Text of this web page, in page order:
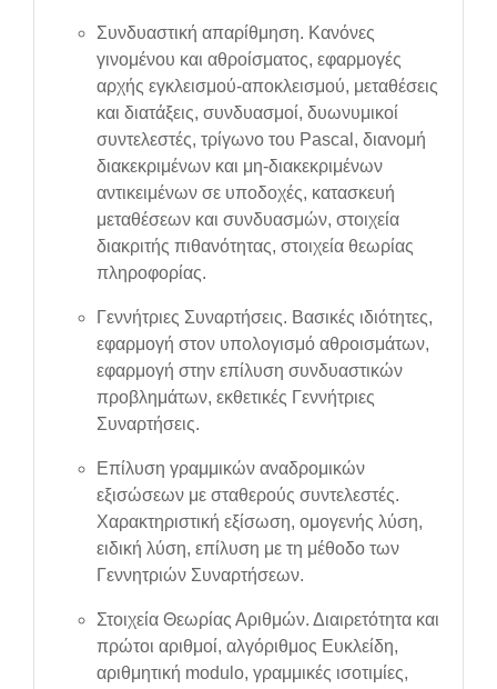
Συνδυαστική απαρίθμηση. Κανόνες
γινομένου και αθροίσματος, εφαρμογές
αρχής εγκλεισμού-αποκλεισμού, μεταθέσεις
και διατάξεις, συνδυασμοί, δυωνυμικοί
συντελεστές, τρίγωνο του Pascal, διανομή
διακεκριμένων και μη-διακεκριμένων
αντικειμένων σε υποδοχές, κατασκευή
μεταθέσεων και συνδυασμών, στοιχεία
διακριτής πιθανότητας, στοιχεία θεωρίας
πληροφορίας.
Γεννήτριες Συναρτήσεις. Βασικές ιδιότητες,
εφαρμογή στον υπολογισμό αθροισμάτων,
εφαρμογή στην επίλυση συνδυαστικών
προβλημάτων, εκθετικές Γεννήτριες
Συναρτήσεις.
Επίλυση γραμμικών αναδρομικών
εξισώσεων με σταθερούς συντελεστές.
Χαρακτηριστική εξίσωση, ομογενής λύση,
ειδική λύση, επίλυση με τη μέθοδο των
Γεννητριών Συναρτήσεων.
Στοιχεία Θεωρίας Αριθμών. Διαιρετότητα και
πρώτοι αριθμοί, αλγόριθμος Ευκλείδη,
αριθμητική modulo, γραμμικές ισοτιμίες,